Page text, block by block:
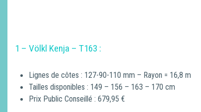
1 – Völkl Kenja – T163 :
Lignes de côtes : 127-90-110 mm – Rayon = 16,8 m
Tailles disponibles : 149 – 156 – 163 – 170 cm
Prix Public Conseillé : 679,95 €